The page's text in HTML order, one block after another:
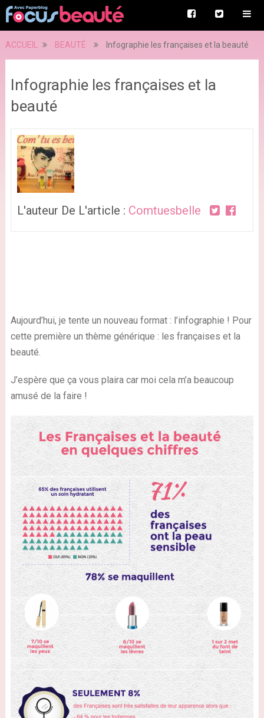
ACCUEIL BEAUTÉ Infographie les françaises et la beauté
Infographie les françaises et la
beauté
L'auteur De L'article : Comtuesbelle
Aujourd’hui, je tente un nouveau format : l’infographie ! Pour
cette première un thème générique : les françaises et la
beauté.
J’espère que ça vous plaira car moi cela m’a beaucoup
amusé de la faire !